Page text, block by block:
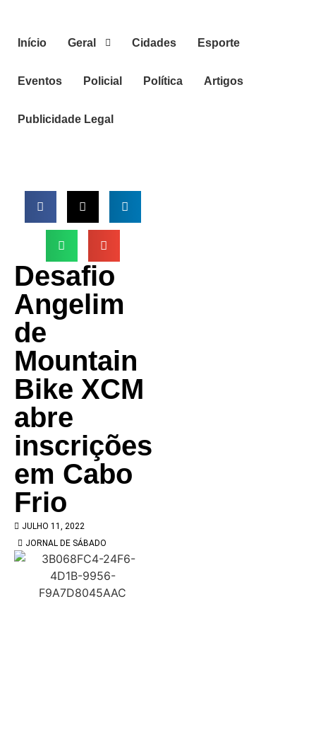
Início Geral Cidades Esporte
Eventos Policial Política Artigos
Publicidade Legal
Desafio
Angelim
de
Mountain
Bike XCM
abre
inscrições
em Cabo
Frio
JULHO 11, 2022
JORNAL DE SÁBADO